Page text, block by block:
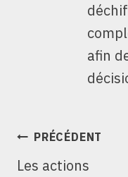
afin
NAVIGATION
L’ARTICLE
PRÉCÉDENT
Les actions